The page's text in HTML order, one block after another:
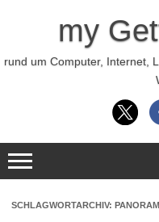
my
rund um Computer, Internet,
SCHLAGWORTARCHIV: